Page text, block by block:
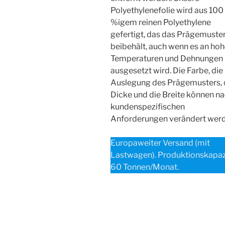
Polyethylenefolie wird aus 100
%igem reinen Polyethylene
gefertigt, das das
beibehält, auch wenn es an
Temperaturen und Dehnungen
ausgesetzt wird. Die Farbe, die
Auslegung des Prägemusters,
Dicke und die Breite können
kundenspezifischen
Anforderungen verändert
Europaweiter Versand (mit
Lastwagen).
60 Tonnen/Monat.